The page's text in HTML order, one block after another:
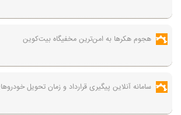
هجوم هکرها به امن‌ترین مخفیگاه بیت‌کوین
سامانه آنلاین پیگیری قرارداد‌ و زمان تحویل